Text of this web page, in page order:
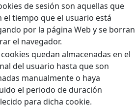
de sesión son aquellas que
el tiempo que el usuario está
por la página Web y se borran
el navegador.
cookies quedan almacenadas en el
del usuario hasta que son
manualmente o haya
el periodo de duración
para dicha cookie.